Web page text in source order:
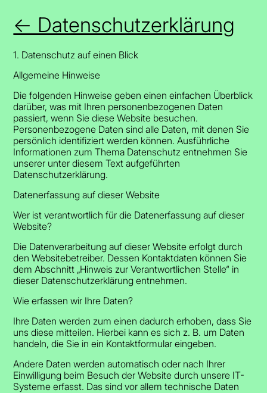
← Datenschutzerklärung
1. Datenschutz auf einen Blick
Allgemeine Hinweise
Die folgenden Hinweise geben einen einfachen Überblick
darüber, was mit Ihren personenbezogenen Daten
passiert, wenn Sie diese Website besuchen.
Personenbezogene Daten sind alle Daten, mit denen Sie
persönlich identifiziert werden können. Ausführliche
Informationen zum Thema Datenschutz entnehmen Sie
unserer unter diesem Text aufgeführten
Datenschutzerklärung.
Datenerfassung auf dieser Website
Wer ist verantwortlich für die Datenerfassung auf dieser
Website?
Die Datenverarbeitung auf dieser Website erfolgt durch
den Websitebetreiber. Dessen Kontaktdaten können Sie
dem Abschnitt „Hinweis zur Verantwortlichen Stelle“ in
dieser Datenschutzerklärung entnehmen.
Wie erfassen wir Ihre Daten?
Ihre Daten werden zum einen dadurch erhoben, dass Sie
uns diese mitteilen. Hierbei kann es sich z. B. um Daten
handeln, die Sie in ein Kontaktformular eingeben.
Andere Daten werden automatisch oder nach Ihrer
Einwilligung beim Besuch der Website durch unsere IT-
Systeme erfasst. Das sind vor allem technische Daten